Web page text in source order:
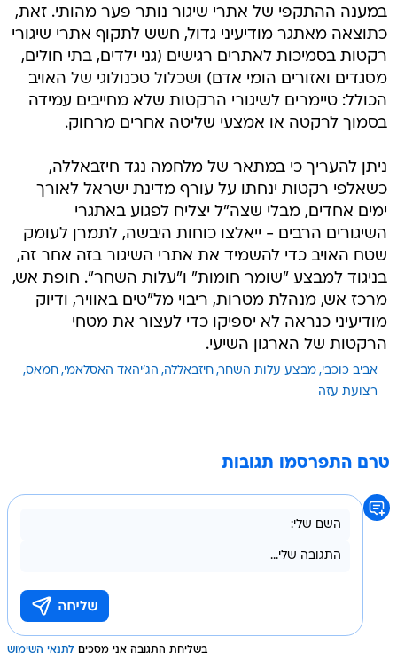
במענה ההתקפי של אתרי שיגור נותר פער מהותי. זאת,
כתוצאה מאתגר מודיעיני גדול, חשש לתקוף אתרי שיגורי
רקטות בסמיכות לאתרים רגישים (גני ילדים, בתי חולים,
מסגדים ואזורים הומי אדם) ושכלול טכנולוגי של האויב
הכולל: טיימרים לשיגורי הרקטות שלא מחייבים עמידה
בסמוך לרקטה או אמצעי שליטה אחרים מרחוק.
ניתן להעריך כי במתאר של מלחמה נגד חיזבאללה,
כשאלפי רקטות ינחתו על עורף מדינת ישראל לאורך
ימים אחדים, מבלי שצה"ל יצליח לפגוע באתגרי
השיגורים הרבים - ייאלצו כוחות היבשה, לתמרן לעומק
שטח האויב כדי להשמיד את אתרי השיגור בזה אחר זה,
בניגוד למבצע "שומר חומות" ו"עלות השחר". חופת אש,
מרכז אש, מנהלת מטרות, ריבוי מל"טים באוויר, ודיוק
מודיעיני כנראה לא יספיקו כדי לעצור את מטחי
הרקטות של הארגון השיעי.
אביב כוכבי מבצע עלות השחר חיזבאללה הג'יהאד האסלאמי חמאס
רצועת עזה
טרם התפרסמו תגובות
בשליחת התגובה אני מסכים לתנאי השימוש